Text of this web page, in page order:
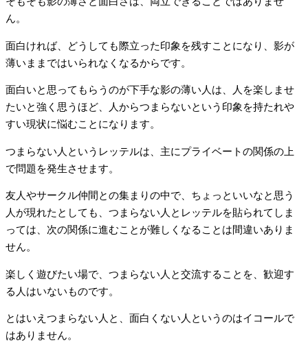
ん。
面白ければ、どうしても際立った印象を残すことになり、影が
薄いままではいられなくなるからです。
面白いと思ってもらうのが下手な影の薄い人は、人を楽しませ
たいと強く思うほど、人からつまらないという印象を持たれや
すい現状に悩むことになります。
つまらない人というレッテルは、主にプライベートの関係の上
で問題を発生させます。
友人やサークル仲間との集まりの中で、ちょっといいなと思う
人が現れたとしても、つまらない人とレッテルを貼られてしま
っては、次の関係に進むことが難しくなることは間違いありま
せん。
楽しく遊びたい場で、つまらない人と交流することを、歓迎す
る人はいないものです。
とはいえつまらない人と、面白くない人というのはイコールで
はありません。